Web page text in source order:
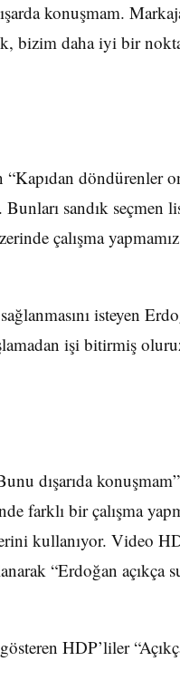
konuşmam.
bizim daha iyi bir
döndürenler
sandık seçmen
çalışma
isteyen
işi bitirmiş
dışarıda
farklı bir çalışma
kullanıyor. Video
“Erdoğan açıkça
HDP’liler